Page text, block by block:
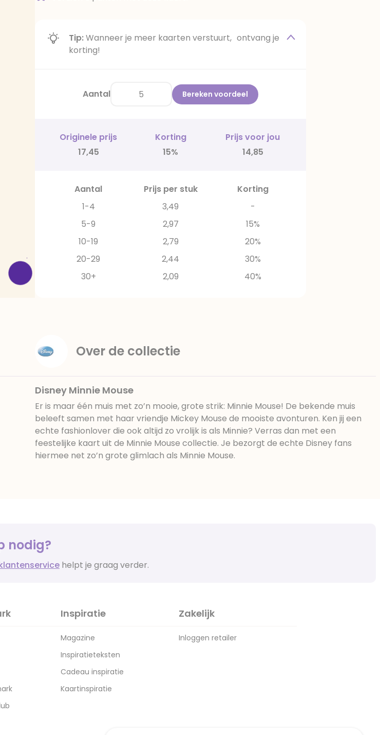
Tip:Wanneer je meer kaarten verstuurt, ontvang je
korting!
Aantal Bereken voordeel
Originele prijs Korting
Prijs voor jou
17,45
15% 14,85
Aantal Prijs per stuk
Korting
1-4
3,49
-
5-9
2,97
15%
10-19
2,79
20%
20-29
2,44
30%
30+
2,09 40%
Over de collectie
Disney Minnie Mouse
Er is maar één muis met zo’n mooie, grote strik: Minnie Mouse! De bekende muis
beleeft samen met haar vriendje Mickey Mouse de mooiste avonturen. Ken jij een
echte fashionlover die ook altijd zo vrolijk is als Minnie? Verras dan met een
feestelijke kaart uit de Minnie Mouse collectie. Je bezorgt de echte Disney fans
hiermee net zo’n grote glimlach als Minnie Mouse.
nodig?
helpt je graag verder.
Inspiratie
Magazine
Inspiratieteksten
Cadeau inspiratie
Kaartinspiratie
Zakelijk
Inloggen retailer